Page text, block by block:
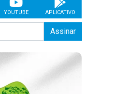
YOUTUBE APLICATIVO
Assinar